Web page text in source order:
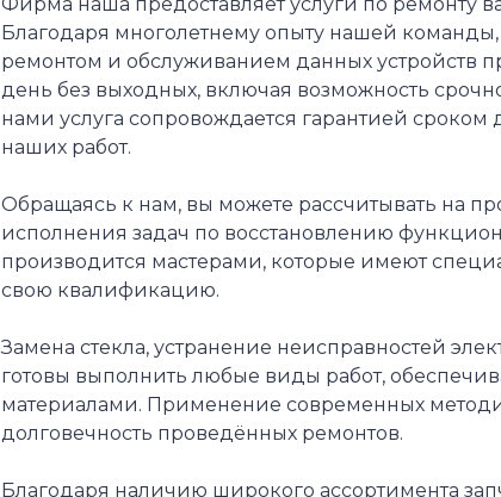
Благодаря многолетнему опыту нашей
ремонтом и обслуживанием данных устройств
день без выходных, включая возможность
нами услуга сопровождается гарантией сроком
наших работ.
Обращаясь к нам, вы можете рассчитывать на
исполнения задач по восстановлению
производится мастерами, которые имеют
свою квалификацию.
Замена стекла, устранение неисправностей
готовы выполнить любые виды работ,
материалами. Применение современных
долговечность проведённых ремонтов.
Благодаря наличию широкого ассортимента